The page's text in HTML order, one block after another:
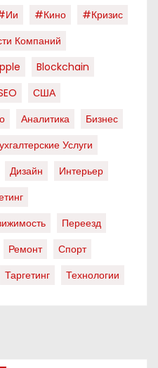
#кино
#кризис
Компаний
Blockchain
США
Аналитика
Бизнес
Услуги
Дизайн
Интерьер
Переезд
Ремонт
Спорт
Таргетинг Технологии